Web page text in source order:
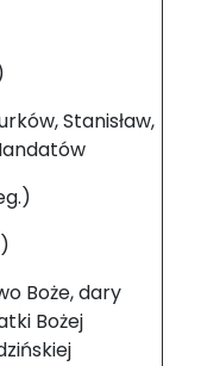
Stanisław,
Boże, dary
Bożej